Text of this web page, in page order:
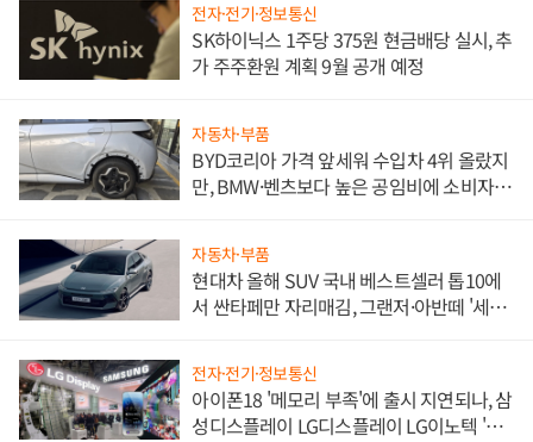
전자·전기·정보통신
SK하이닉스 1주당 375원 현금배당 실시, 추
가 주주환원 계획 9월 공개 예정
자동차·부품
BYD코리아 가격 앞세워 수입차 4위 올랐지
만, BMW·벤츠보다 높은 공임비에 소비자
자동차·부품
현대차 올해 SUV 국내 베스트셀러 톱10에
서 싼타페만 자리매김, 그랜저·아반떼 '세단
전자·전기·정보통신
아이폰18 '메모리 부족'에 출시 지연되나, 삼
성디스플레이 LG디스플레이 LG이노텍 '탈